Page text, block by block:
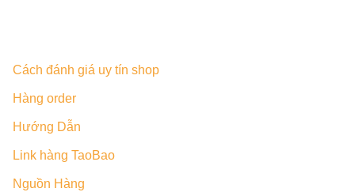
Cách đánh giá uy tín shop
Hàng order
Hướng Dẫn
Link hàng TaoBao
Nguồn Hàng